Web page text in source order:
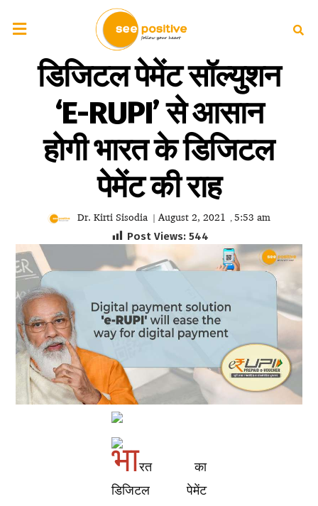
डिजिटल पेमेंट सॉल्युशन
‘E-RUPI’ से आसान
होगी भारत के डिजिटल
पेमेंट की राह
Dr. Kirti Sisodia | August 2, 2021 , 5:53 am
Post Views: 544
भारत का
डिजिटल पेमेंट